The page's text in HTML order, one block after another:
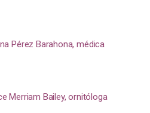
Pérez Barahona, médica
Merriam Bailey, ornitóloga